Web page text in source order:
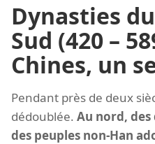
Dynasties
Sud (420 –
Chines, un
Pendant près de deux
dédoublée. Au nord,
des peuples non-Han